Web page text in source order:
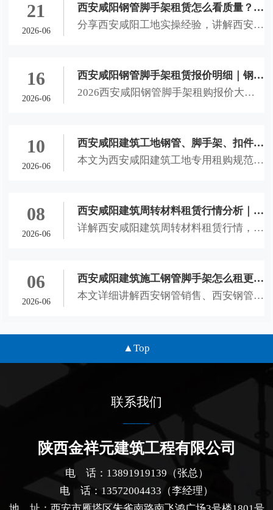
21
2026-06
西安咸阳钢管脚手架租赁怎么看质量？钢
管、脚手架、扣件进场挑选实操经验
分享西安咸阳工地实操经验，讲解西安钢
大家辨别劣质建材，避开租赁隐患，保障
工地施工安全。
16
2026-06
西安咸阳钢管脚手架租赁报价明细｜钢管
租售计费方式、结算理赔全攻略
2026西安咸阳钢管脚手架租购报价大
方式、隐形收费及理赔标准，助力本地工
地省钱避坑。
10
2026-06
西安咸阳建筑工地钢管、脚手架、扣件租
购选用规范文档
本文为西安咸阳建筑工地专用租购规范文
标准、进场验收流程与合作风控细则，适
配西安未央、灞桥、咸阳秦都、西咸新区
08
2026-06
西安咸阳建筑周转材料租赁行情分析｜钢
管租售、脚手架租赁、扣件租赁全套选材
详解西安咸阳建筑周转材料租赁行情，科
合作技巧，助力本地工地合理控制成本、
规避租赁风险、保障施工安全。
06
2026-06
西安咸阳建筑施工钢管脚手架怎么租更划
算？钢管销售租赁及扣件租赁全解析
本文详细讲解西安钢管销售、西安钢管租
景、材料鉴别技巧与租赁避坑要点，为西
Top
联系我们
陕西金祥元建筑工程有限公司
电 话：13891919139（张总）
电 话：13572004433（李经理）